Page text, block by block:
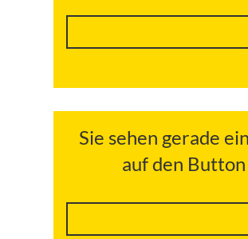
Sie sehen gerade
auf den